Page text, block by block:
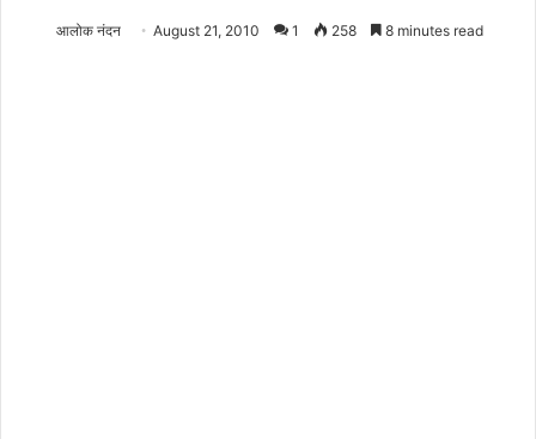
आलोक नंदन August 21, 2010 1 258 8 minutes read